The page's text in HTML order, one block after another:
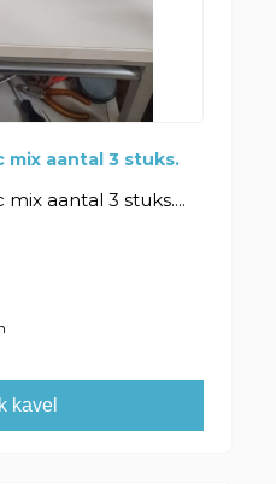
mix aantal 3 stuks.
aantal 3 stuks....
kavel